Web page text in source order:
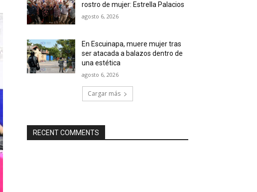
rostro de mujer: Estrella Palacios
agosto 6, 2026
En Escuinapa, muere mujer tras
ser atacada a balazos dentro de
una estética
agosto 6, 2026
Cargar más
RECENT COMMENTS